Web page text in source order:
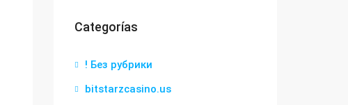
Categorías
! Без рубрики
bitstarzcasino.us